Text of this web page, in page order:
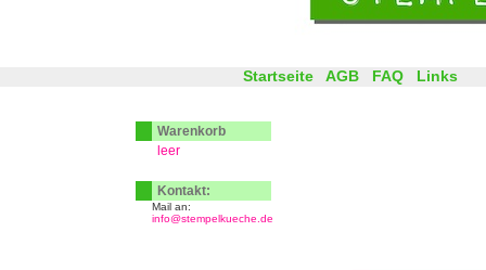
Startseite AGB FAQ Links
Warenkorb
leer
Kontakt:
Mail an:
info@stempelkueche.de